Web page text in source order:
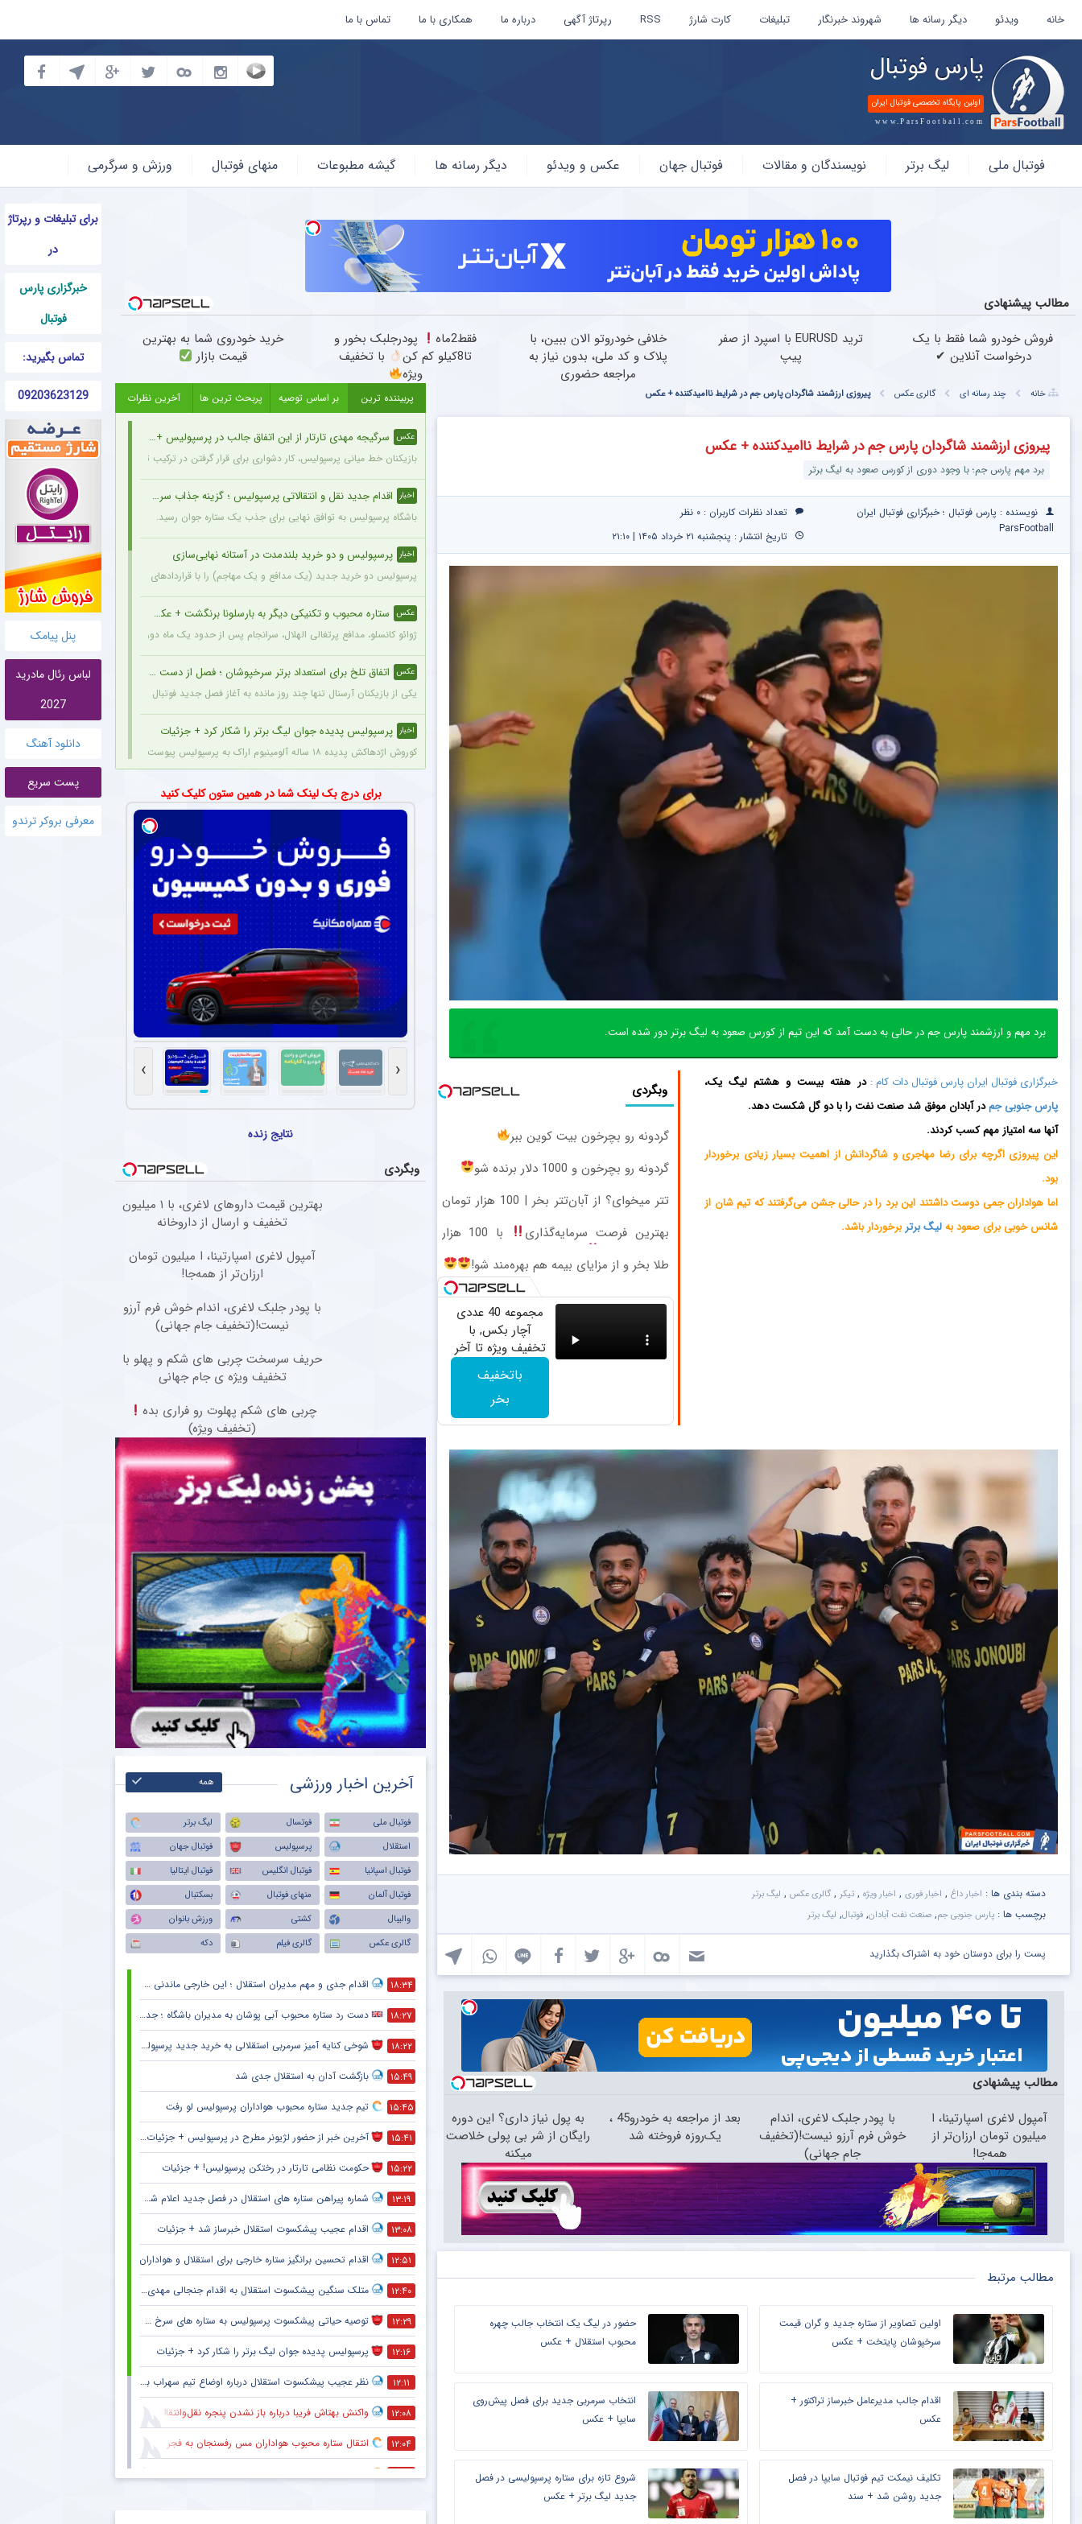
خانه ویدئو دیگر رسانه ها شهروند خبرنگار تبلیغات کارت شارژ RSS رپرتاژ آگهی درباره ما همکاری با ما تماس با ما
پارس فوتبال
اولین پایگاه تخصصی فوتبال ایران
www.ParsFootball.com
فوتبال
فوتبال ملی لیگ برتر نویسندگان و مقالات فوتبال جهان عکس و ویدئو دیگر رسانه ها گیشه مطبوعات منهای فوتبال ورزش و سرگرمی
برای تبلیغات و رپرتاژ
در
خبرگزاری پارس
فوتبال
تماس بگیرید:
09203623129
پنل پیامک
لباس رئال مادرید
2027
دانلود آهنگ
پست سریع
معرفی بروکر ترندو
مطالب پیشنهادی
فروش خودرو شما فقط با یک
درخواست آنلاین ✔
ترید EURUSD با اسپرد از صفر
پیپ
خلافی خودروتو الان ببین، با
پلاک و کد ملی، بدون نیاز به
مراجعه حضوری
فقط2ماه
پودرجلبک بخور و
تا8کیلو کم کن
با تخفیف
ویژه
خرید خودروی شما به بهترین
قیمت بازار
خانه چند رسانه ای گالری عکس پیروزی ارزشمند شاگردان پارس جم در شرایط ناامیدکننده + عکس
پیروزی ارزشمند شاگردان پارس جم در شرایط ناامیدکننده + عکس
برد مهم پارس جم؛ با وجود دوری از کورس صعود به لیگ برتر
نویسنده : پارس فوتبال ؛ خبرگزاری فوتبال ایران
ParsFootball
تعداد نظرات کاربران : ۰ نظر
تاریخ انتشار : پنجشنبه ۲۱ خرداد ۱۴۰۵ | ۲۱:۱۰
برد مهم و ارزشمند پارس جم در حالی به دست آمد که این تیم از کورس صعود به لیگ برتر دور شده است.
وبگردی
گردونه رو بچرخون بیت کوین ببر
گردونه رو بچرخون و 1000 دلار برنده شو
تتر میخوای؟ از آبان‌تتر بخر | 100 هزار تومان
بهترین فرصت سرمایه‌گذاری
با 100 هزار
طلا بخر و از مزایای بیمه هم بهره‌مند شو!
مجموعه 40 عددی
آچار بکس, با
تخفیف ویژه تا آخر
امشب
باتخفیف
بخر
خبرگزاری فوتبال ایران پارس فوتبال دات کام : در هفته بیست و هشتم لیگ یک،
پارس جنوبی جمدر آبادان موفق شد صنعت نفت را با دو گل شکست دهد.
آنها سه امتیاز مهم کسب کردند.
این پیروزی اگرچه برای رضا مهاجری و شاگردانش از اهمیت بسیار زیادی برخوردار
بود.
اما هواداران جمی دوست داشتند این برد را در حالی جشن می‌گرفتند که تیم شان از
شانس خوبی برای صعود بهلیگ برتر برخوردار باشد.
دسته بندی ها : اخبار داغ , اخبار فوری , اخبار ویژه , تیکر , گالری عکس , لیگ برتر
برچسب ها : پارس جنوبی جم, صنعت نفت آبادان, فوتبال, لیگ برتر
پست را برای دوستان خود به اشتراک بگذارید
مطالب پیشنهادی
آمپول لاغری اسپارتینا، ا
میلیون تومان ارزان‌تر از
همه‌جا!
با پودر جلبک لاغری، اندام
خوش فرم آرزو نیست!(تخفیف
جام جهانی)
بعد از مراجعه به خودرو45 ،
یک‌روزه فروخته شد
به پول نیاز داری؟ این دوره
رایگان از شر بی پولی خلاصت
میکنه
مطالب مرتبط
اولین تصاویر از ستاره جدید و گران قیمت
سرخپوشان پایتخت + عکس
حضور در لیگ یک انتخاب جالب چهره
محبوب استقلال + عکس
اقدام جالب مدیرعامل خبرساز تراکتور +
عکس
انتخاب سرمربی جدید برای فصل پیش‌روی
سایپا + عکس
تکلیف نیمکت تیم فوتبال سایپا در فصل
جدید روشن شد + سند
شروع تازه برای ستاره پرسپولیسی در فصل
جدید لیگ برتر + عکس
پربیننده ترین بر اساس توصیه پربحث ترین ها آخرین نظرات
عکس سرگیجه مهدی تارتار از این اتفاق جالب در پرسپولیس + عکس
بازیکنان خط میانی پرسپولیس، کار دشواری برای قرار گرفتن در ترکیب ثابت این تیم خواهند داشت.
اخبار اقدام جدید نقل و انتقالاتی پرسپولیس ؛ گزینه جذاب سرخپوش می شود؟
باشگاه پرسپولیس به توافق نهایی برای جذب یک ستاره جوان رسید.
اخبار پرسپولیس و دو خرید بلندمدت در آستانه نهایی‌سازی
پرسپولیس دو خرید جدید (یک مدافع و یک مهاجم) را با قراردادهای بلندمدت نهایی کرده و امروز قرارداد
عکس ستاره محبوب و تکنیکی دیگر به بارسلونا برنگشت + عکس
ژوائو کانسلو، مدافع پرتغالی الهلال، سرانجام پس از حدود یک ماه دوری، به باشگاه عربستانی بازگشت.
عکس اتفاق تلخ برای استعداد برتر سرخپوشان ؛ فصل از دست رفت ؟ + عکس
یکی از بازیکنان آرسنال تنها چند روز مانده به آغاز فصل جدید فوتبال انگلیس، دچار مصدومیتی بسیار
اخبار پرسپولیس پدیده جوان لیگ برتر را شکار کرد + جزئیات
کوروش اژدهاکش پدیده ۱۸ ساله آلومینیوم اراک به پرسپولیس پیوست. مدت قرارداد اژدهاکش با پرسپولیس به مدت ۴ سال است.
چرا کاپیتان محبوب استقلال بازی نکرد؟
روزبه چشمی با وجود اینکه مشکلی از بابت مصدومیت ندارد، اما با نظر سرمربی استقلال در بازی دوستانه
مذاکرات پرسپولیس با باشگاه‌های لیگ یکی + جزئیات
مدیران پرسپولیس مذاکراتی را با حدود ۵ باشگاه لیگ یکی برای خرید امتیاز و تشکیل تیم «ب» آغاز کرده‌اند.
شماره پیراهن ستاره های استقلال در فصل جدید اعلام شد + جزئیات
طبق تصاویری که رسانه رسمی استقلالی‌ها منتشر کرده، می‌توان شماره بازیکنان این تیم را در یک فهرست
ستاره جوان لیگ برتر در دوراهی جذاب ؛ سپاهان یا نساجی ؟
مدافع جوان آلومینیوم اراک مورد توجه دو باشگاه سپاهان و نساجی قرار دارد.
شروع تازه برای ستاره پرسپولیسی در فصل جدید لیگ برتر + عکس
احسان پهلوان وینگر فصل گذشته ذوب آهن، با عقد قراردادی یک ساله به تیم فجر شهیدسپاسی پیوست.
رقابت سخت هافبک‌های پرسپولیس برای ترکیب ثابت
بازیکنان خط میانی پرسپولیس، کار دشواری برای قرار گرفتن در ترکیب ثابت این تیم خواهند داشت.
تلاش پرسپولیس برای جذب ستاره محبوب نساجی
پرسپولیس همچنان برای جذب دانیال ایری از نساجی تلاش می‌کند، اما مخالفت نساجی باعث کاهش
اعلام تیم جدید ستاره محبوب هواداران تیم فوتبال پرسپولیس طی ۴۸ ساعت آینده
مرتضی پورعلی‌گنجی مدافع سابق تیم فوتبال پرسپولیس تصمیم خود را برای ادامه فوتبال در خارج از کشور
متلک سنگین پیشکسوت استقلال به اقدام جنجالی مهدی تاج در فدراسیون فوتبال
علی چینی پیشکسوت استقلال گفت : قهرمانی حق مسلم استقلال بود و فدراسیون باید آن را اعلام می‌کرد.
برای درج بک لینک شما در همین ستون کلیک کنید
‹
›
نتایج زنده
وبگردی
بهترین قیمت داروهای لاغری، با ۱ میلیون
تخفیف و ارسال از داروخانه‌
آمپول لاغری اسپارتینا، ا میلیون تومان
ارزان‌تر از همه‌جا!
با پودر جلبک لاغری، اندام خوش فرم آرزو
نیست!(تخفیف جام جهانی)
حریف سرسخت چربی های شکم و پهلو با
تخفیف ویژه ی جام جهانی
چربی های شکم پهلوت رو فراری بده
(تخفیف ویژه)
آخرین اخبار ورزشی همه
فوتبال ملی فوتسال
لیگ برتر
استقلال
پرسپولیس
فوتبال جهان
فوتبال اسپانیا
فوتبال انگلیس
فوتبال ایتالیا
فوتبال آلمان
منهای فوتبال
بسکتبال
والیبال
کشتی
ورزش بانوان
گالری عکس
گالری فیلم دکه
۱۸:۳۴ اقدام جدی و مهم مدیران استقلال ؛ این خارجی ماندنی شد
۱۸:۲۷ دست رد ستاره محبوب آبی پوشان به مدیران باشگاه ؛ جدایی قطعی است !
۱۸:۲۲ شوخی کنایه آمیز سرمربی استقلالی به خرید جدید پرسپولیس
۱۵:۴۹ بازگشت آدان به استقلال جدی شد
۱۵:۴۵ تیم جدید ستاره محبوب هواداران پرسپولیس لو رفت
۱۵:۴۱ آخرین خبر از حضور لژیونر مطرح در پرسپولیس + جزئیات لو رفته
۱۵:۲۲ حکومت نظامی تارتار در رختکن پرسپولیس! + جزئیات
۱۳:۱۹ شماره پیراهن ستاره های استقلال در فصل جدید اعلام شد + جزئیات
۱۳:۰۸ اقدام عجیب پیشکسوت استقلال خبرساز شد + جزئیات
۱۲:۵۱ اقدام تحسین برانگیز ستاره خارجی برای استقلال و هواداران
۱۲:۴۰ متلک سنگین پیشکسوت استقلال به اقدام جنجالی مهدی تاج در فدراسیون فوتبال
۱۲:۲۹ توصیه حیاتی پیشکسوت پرسپولیس به ستاره های سرخ + جزئیات
۱۲:۱۶ پرسپولیس پدیده جوان لیگ برتر را شکار کرد + جزئیات
۱۲:۱۱ نظر عجیب پیشکسوت استقلال درباره اوضاع تیم سهراب بختیاری زاده + جزئیات
۱۲:۰۸ واکنش بهتاش فریبا درباره باز نشدن پنجره نقل‌وانتقالات استقلال
۱۲:۰۴ انتقال ستاره محبوب هواداران مس رفسنجان به فجر سپاسی شیراز
۱۱:۵۹